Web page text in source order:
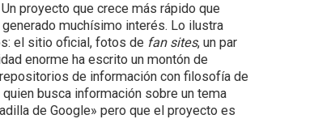
proyecto que crece más rápido que
muchísimo interés. Lo ilustra
el sitio oficial, fotos de fan sites, un par
enorme ha escrito un montón de
de información con filosofía de
busca información sobre un tema
de Google» pero que el proyecto es